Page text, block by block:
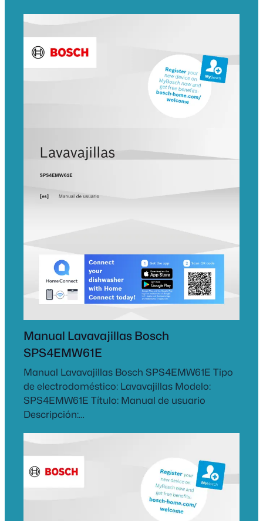
Manual Lavavajillas Bosch
SPS4EMW61E
Manual Lavavajillas Bosch SPS4EMW61E Tipo
de electrodoméstico: Lavavajillas Modelo:
SPS4EMW61E Título: Manual de usuario
Descripción:…